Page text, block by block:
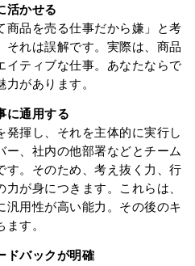
活かせる
商品を売る仕事だから嫌」と考
それは誤解です。実際は、商品
イティブな仕事。あなたならで
があります。
に通用する
揮し、それを主体的に実行し
、社内の他部署などとチーム
す。そのため、考え抜く力、行
が身につきます。これらは、
汎用性が高い能力。その後のキ
す。
ドバックが明確